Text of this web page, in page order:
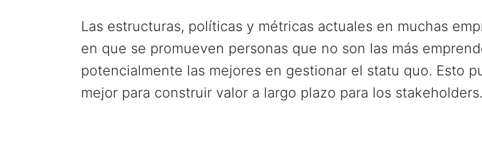
Las estructuras, políticas y métricas actuales en muchas
en que se promueven personas que no son las más
potencialmente las mejores en gestionar el statu quo. Esto
mejor para construir valor a largo plazo para los stakeholders.